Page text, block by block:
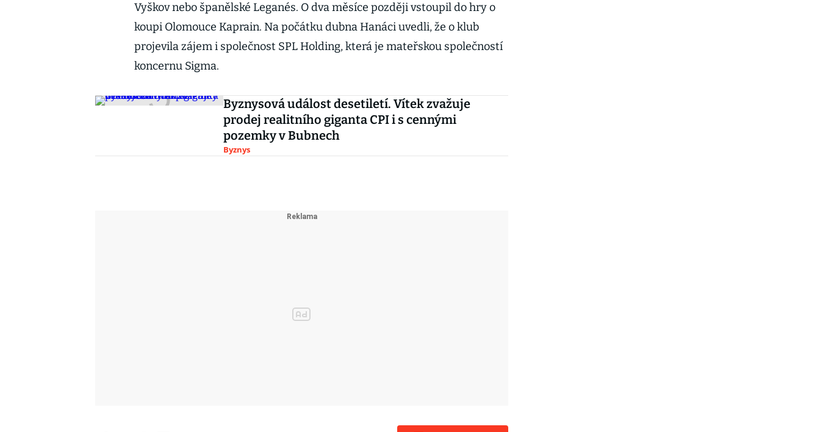
Vyškov nebo španělské Leganés. O dva měsíce později vstoupil do hry o
koupi Olomouce Kaprain. Na počátku dubna Hanáci uvedli, že o klub
projevila zájem i společnost SPL Holding, která je mateřskou společností
koncernu Sigma.
Byznysová událost desetiletí. Vítek zvažuje
prodej realitního giganta CPI i s cennými
pozemky v Bubnech
Byznys